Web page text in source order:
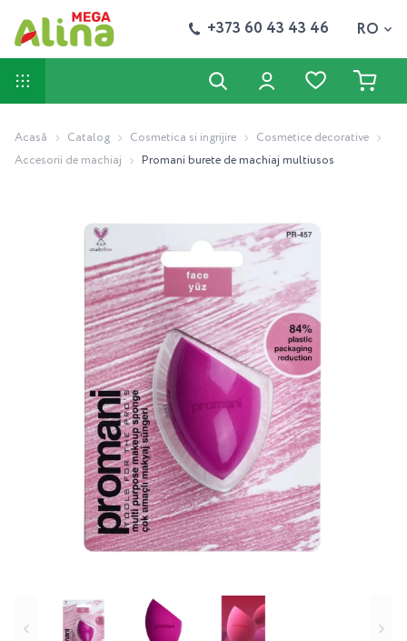
+373 60 43 43 46 RO
Acasă Catalog Cosmetica si ingrijire
Cosmetice decorative
Accesorii de machiaj
Promani burete de machiaj multiusos